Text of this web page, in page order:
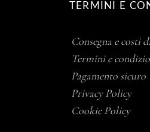
TERMINI E
Consegna e costi
Termini e
Pagamento sicuro
Privacy Policy
Cookie Policy